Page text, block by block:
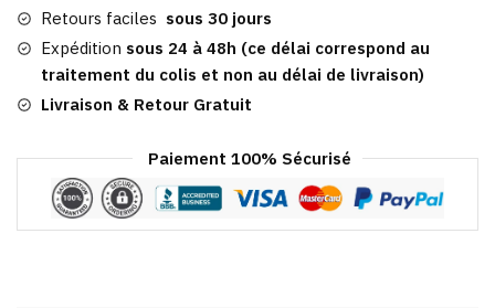
GatsbyRetours faciles sous 30 jours
Expédition sous 24 à 48h (ce délai correspond au
traitement du colis et non au délai de livraison)
Livraison & Retour Gratuit
Paiement 100% Sécurisé